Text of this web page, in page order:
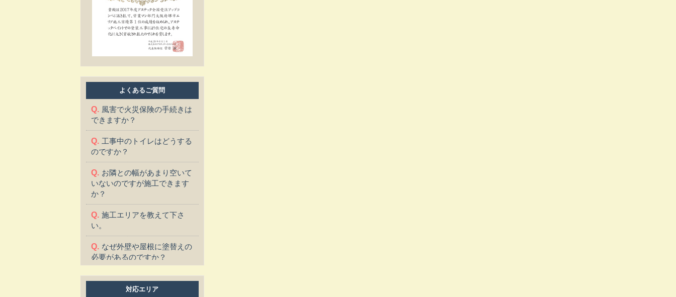
よくあるご質問
風害で火災保険の手続きは
できますか？
工事中のトイレはどうする
のですか？
お隣との幅があまり空いて
いないのですが施工できます
か？
施工エリアを教えて下さ
い。
なぜ外壁や屋根に塗替えの
必要があるのですか？
塗替えに適した季節はあり
対応エリア